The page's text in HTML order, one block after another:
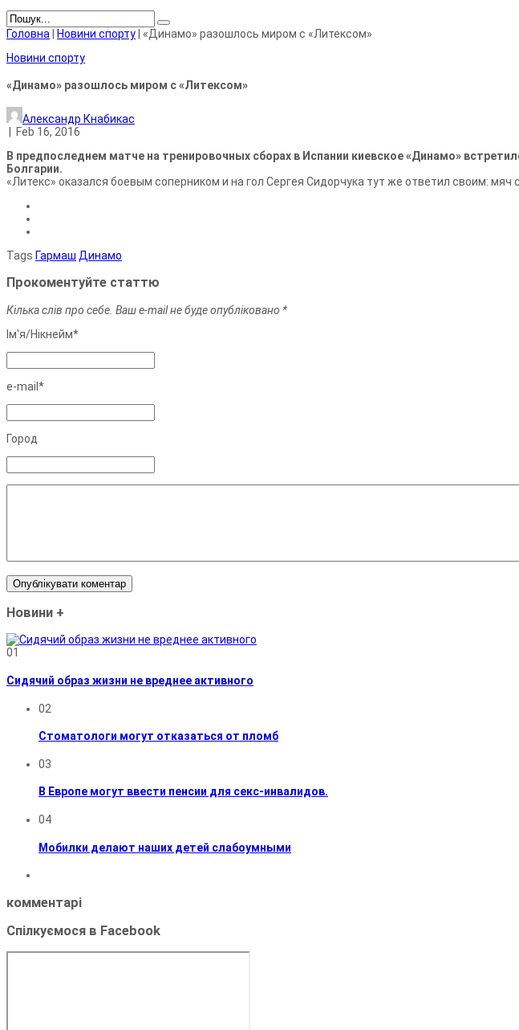
Головна Новини спорту
«Динамо» разошлось миром с «Литексом»
Новини спорту
«Динамо» разошлось миром с «Литексом»
Александр Кнабикас
Feb 16, 2016
В предпоследнем матче на тренировочных сборах в Испании киевское «Динамо»
Болгарии.
«Литекс» оказался боевым соперником и на гол Сергея Сидорчука тут же ответил своим:
Tags Гармаш Динамо
Прокоментуйте статтю
Кілька слів про себе. Ваш e-mail не буде опубліковано *
Ім'я/Нiкнейм*
e-mail*
Город
Новини +
01
Сидячий образ жизни не вреднее активного
02
Стоматологи могут отказаться от пломб
03
В Европе могут ввести пенсии для секс-инвалидов.
04
Мобилки делают наших детей слабоумными
комментарі
Спілкуємося в Facebook